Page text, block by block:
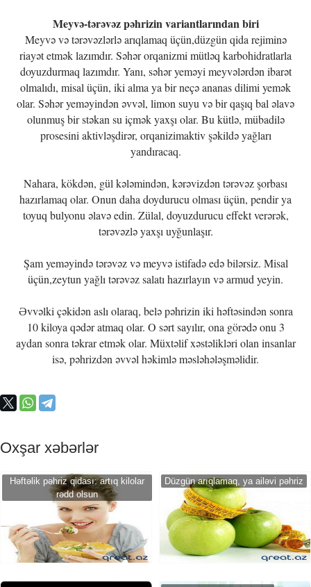
Meyvə-tərəvəz pəhrizin variantlarından biri
Meyvə və tərəvəzlərlə arıqlamaq üçün,düzgün qida rejiminə
riayət etmək lazımdır. Səhər orqanizmi mütləq karbohidratlarla
doyuzdurmaq lazımdır. Yanı, səhər yeməyi meyvələrdən ibarət
olmalıdı, misal üçün, iki alma ya bir neçə ananas dilimi yemək
olar. Səhər yeməyindən əvvəl, limon suyu və bir qaşıq bal əlavə
olunmuş bir stəkan su içmək yaxşı olar. Bu kütlə, mübadilə
prosesini aktivləşdirər, orqanizimaktiv şəkildə yağları
yandıracaq.
Nahara, kökdən, gül kələmindən, kərəvizdən tərəvəz şorbası
hazırlamaq olar. Onun daha doydurucu olması üçün, pendir ya
toyuq bulyonu əlavə edin. Zülal, doyuzdurucu effekt verərək,
tərəvəzlə yaxşı uyğunlaşır.
Şam yeməyində tərəvəz və meyvə istifadə edə bilərsiz. Misal
üçün,zeytun yağlı tərəvəz salatı hazırlayın və armud yeyin.
Əvvəlki çəkidən aslı olaraq, belə pəhrizin iki həftəsindən sonra
10 kiloya qədər atmaq olar. O sərt sayılır, ona görədə onu 3
aydan sonra təkrar etmək olar. Müxtəlif xəstəlikləri olan insanlar
isə, pəhrizdən əvvəl həkimlə məsləhələşməlidir.
Oxşar xəbərlər
Həftəlik pəhriz qidası: artıq kilolar
rədd olsun
Düzgün arıqlamaq, ya ailəvi pəhriz